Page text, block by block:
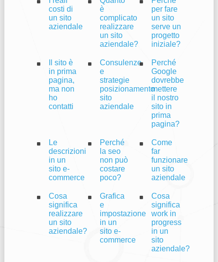
costi di
un sito
aziendale
è
complicato
realizzare
un sito
aziendale?
per fare
un sito
serve un
progetto
iniziale?
Il sito è
in prima
pagina,
ma non
ho
contatti
Consulenze
e
strategie
posizionamento
sito
aziendale
Perché
Google
dovrebbe
mettere
il nostro
sito in
prima
pagina?
Le
descrizioni
in un
sito e-
commerce
Perché
la seo
non può
costare
poco?
Come
far
funzionare
un sito
aziendale
Cosa
significa
realizzare
un sito
aziendale?
Grafica
e
impostazione
in un
sito e-
commerce
Cosa
significa
work in
progress
in un
sito
aziendale?